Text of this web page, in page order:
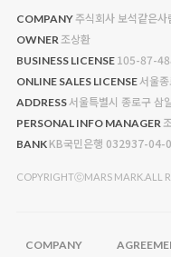
COMPANY 주식회사 보석같은사
OWNER 조상환
BUSINESS LICENSE 105-87-
ONLINE SALES LICENSE서울
ADDRESS서울특별시 종로구 삼
PERSONAL INFO MANAGER
BANK KB국민은행 032937-04-
COPYRIGHTⓒMARS MARK.ALL
COMPANY